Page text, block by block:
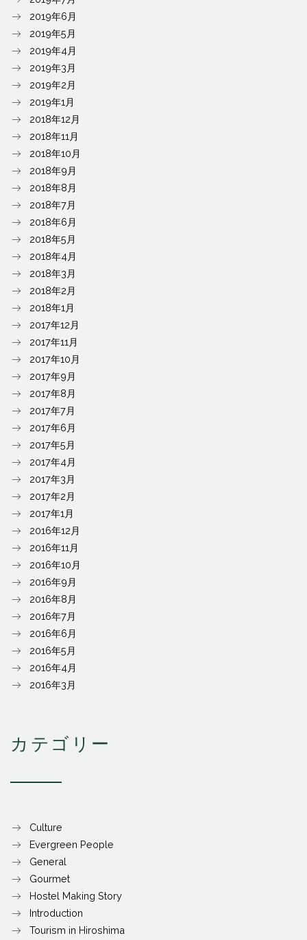
2019年6月
2019年5月
2019年4月
2019年3月
2019年2月
2019年1月
2018年12月
2018年11月
2018年10月
2018年9月
2018年8月
2018年7月
2018年6月
2018年5月
2018年4月
2018年3月
2018年2月
2018年1月
2017年12月
2017年11月
2017年10月
2017年9月
2017年8月
2017年7月
2017年6月
2017年5月
2017年4月
2017年3月
2017年2月
2017年1月
2016年12月
2016年11月
2016年10月
2016年9月
2016年8月
2016年7月
2016年6月
2016年5月
2016年4月
2016年3月
カテゴリー
Culture
Evergreen People
General
Gourmet
Hostel Making Story
Introduction
Tourism in Hiroshima